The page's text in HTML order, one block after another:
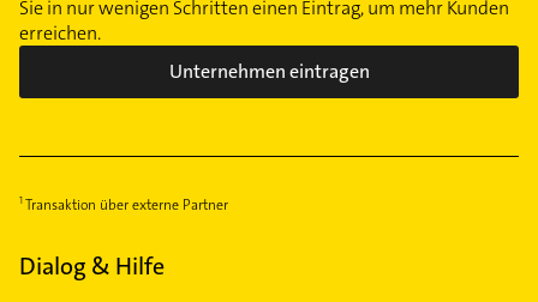
Sie in nur wenigen Schritten einen Eintrag, um mehr Kunden
erreichen.
Unternehmen eintragen
Transaktion über externe Partner
Dialog & Hilfe